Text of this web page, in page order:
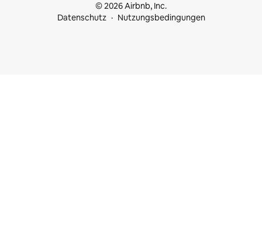
© 2026 Airbnb, Inc.
Datenschutz
Nutzungsbedingungen